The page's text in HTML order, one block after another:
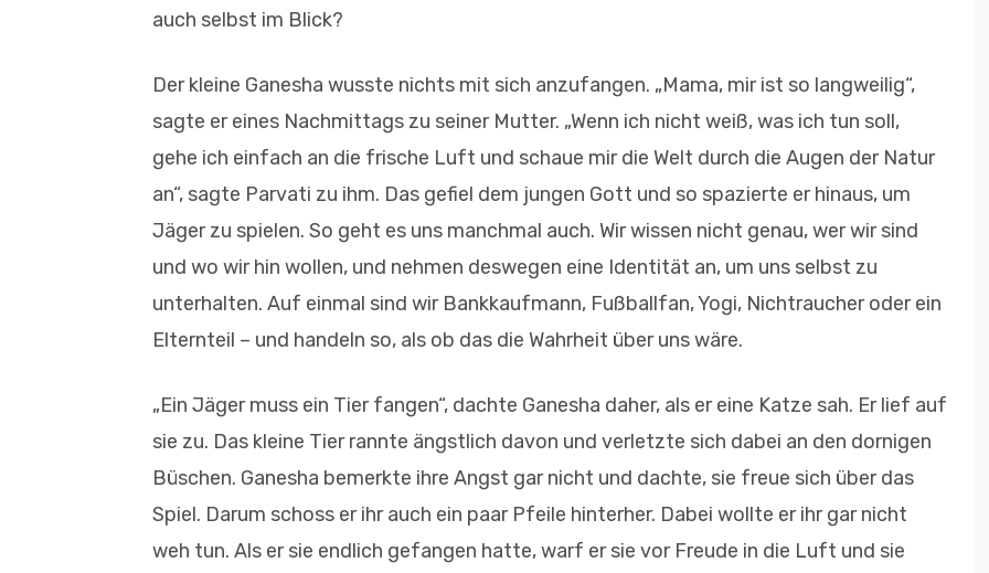
auch selbst im Blick?
Der kleine Ganesha wusste nichts mit sich anzufangen. „Mama, mir ist so langweilig“,
sagte er eines Nachmittags zu seiner Mutter. „Wenn ich nicht weiß, was ich tun soll,
gehe ich einfach an die frische Luft und schaue mir die Welt durch die Augen der Natur
an“, sagte Parvati zu ihm. Das gefiel dem jungen Gott und so spazierte er hinaus, um
Jäger zu spielen. So geht es uns manchmal auch. Wir wissen nicht genau, wer wir sind
und wo wir hin wollen, und nehmen deswegen eine Identität an, um uns selbst zu
unterhalten. Auf einmal sind wir Bankkaufmann, Fußballfan, Yogi, Nichtraucher oder ein
Elternteil – und handeln so, als ob das die Wahrheit über uns wäre.
„Ein Jäger muss ein Tier fangen“, dachte Ganesha daher, als er eine Katze sah. Er lief auf
sie zu. Das kleine Tier rannte ängstlich davon und verletzte sich dabei an den dornigen
Büschen. Ganesha bemerkte ihre Angst gar nicht und dachte, sie freue sich über das
Spiel. Darum schoss er ihr auch ein paar Pfeile hinterher. Dabei wollte er ihr gar nicht
weh tun. Als er sie endlich gefangen hatte, warf er sie vor Freude in die Luft und sie